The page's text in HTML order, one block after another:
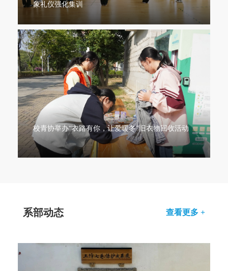
象礼仪强化集训
校青协举办“衣路有你，让爱暖冬”旧衣物回收活动
系部动态 查看更多 +